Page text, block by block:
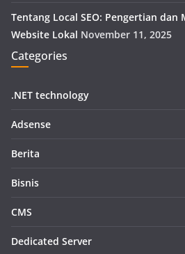
Tentang Local SEO: Pengertian dan
Website Lokal November 11, 2025
Categories
.NET technology
Adsense
Berita
Bisnis
CMS
Dedicated Server